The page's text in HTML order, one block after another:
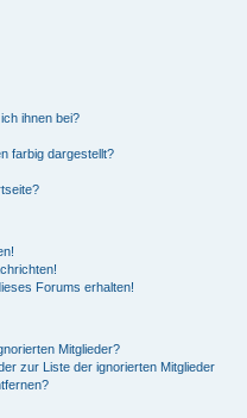
ihnen bei?
farbig dargestellt?
Forums erhalten!
Mitglieder?
zur Liste der ignorierten Mitglieder